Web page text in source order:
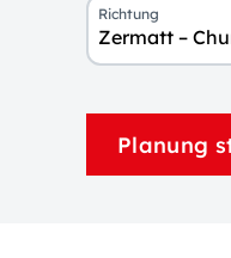
Richtung
Zermatt –
Planung